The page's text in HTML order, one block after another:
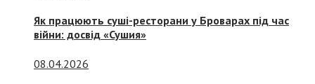
Як працюють суші-ресторани у Броварах під час
війни: досвід «Сушия»
08.04.2026